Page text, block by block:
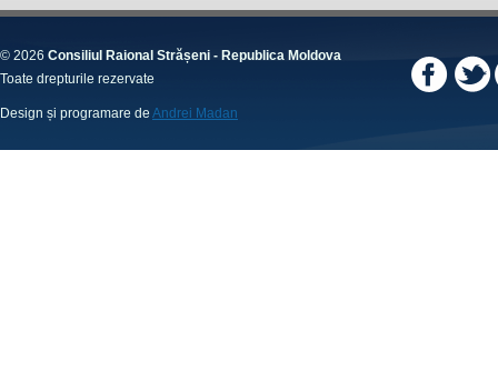
© 2026 Consiliul Raional Strășeni - Republica Moldova
Toate drepturile rezervate
Design și programare de Andrei Madan